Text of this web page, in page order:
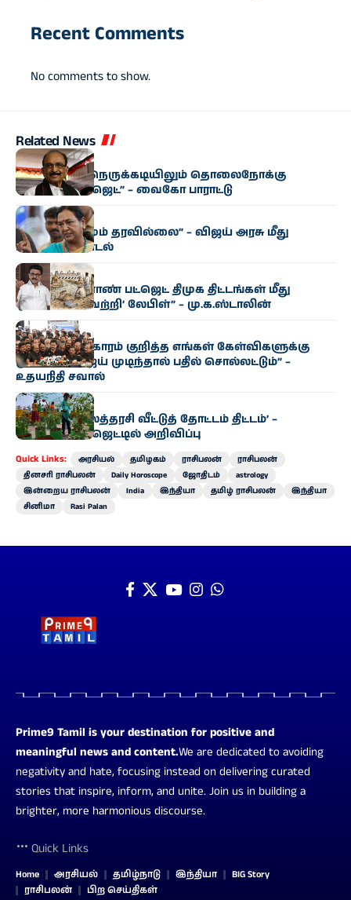
Recent Comments
No comments to show.
Related News
அரசியல்
“மிகுந்த நிதி நெருக்கடியிலும் தொலைநோக்கு
வேளாண் பட்ஜெட்” – வைகோ பாராட்டு
அரசியல்
“எந்த மாற்றமும் தரவில்லை” – விஜய் அரசு மீது
பிரேமலதா சாடல்
அரசியல்
“தமிழக வேளாண் பட்ஜெட் திமுக திட்டங்கள் மீது
ஒட்டப்பட்ட ‘வெற்றி’ லேபிள்” – மு.க.ஸ்டாலின்
அரசியல்
“காவிரி விவகாரம் குறித்த எங்கள் கேள்விகளுக்கு
முதல்வர் விஜய் முடிந்தால் பதில் சொல்லட்டும்” –
உதயநிதி சவால்
அரசியல்
‘வெற்றி இல்லத்தரசி வீட்டுத் தோட்டம் திட்டம்’ –
வேளாண் பட்ஜெட்டில் அறிவிப்பு
Quick Links: அரசியல் தமிழகம் ராசிபலன்
ராசிபலன்
தினசரி ராசிபலன்
Daily Horoscope ஜோதிடம்
astrology
இன்றைய ராசிபலன்
India இந்தியா தமிழ் ராசிபலன்
இந்தியா
சினிமா
Rasi Palan
Prime9 Tamil is your destination for positive and
meaningful news and content.We are dedicated to avoiding
negativity and hate, focusing instead on delivering curated
stories that inspire, inform, and unite. Join us in building a
brighter, more harmonious discourse.
Quick Links
Home அரசியல் தமிழ்நாடு இந்தியா
BIG Story
ராசிபலன்
பிற செய்திகள்